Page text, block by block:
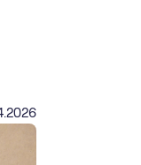
.2026